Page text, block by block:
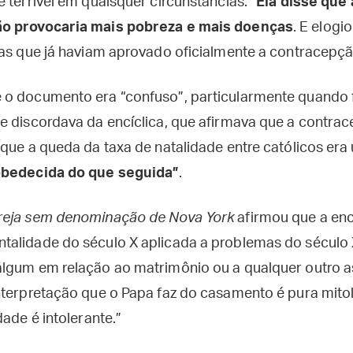
provocaria mais pobreza e mais doenças. E
que já haviam aprovado oficialmente a
documento era “confuso”, particularmente quando
discordava da encíclica, que afirmava que a
a queda da taxa de natalidade entre católicos era
do que seguida”.
sem denominação de Nova Yorkafirmou que a
do século X aplicada a problemas do século
em relação ao matrimônio ou a qualquer outro
que o Papa faz do casamento é pura
é intolerante.”